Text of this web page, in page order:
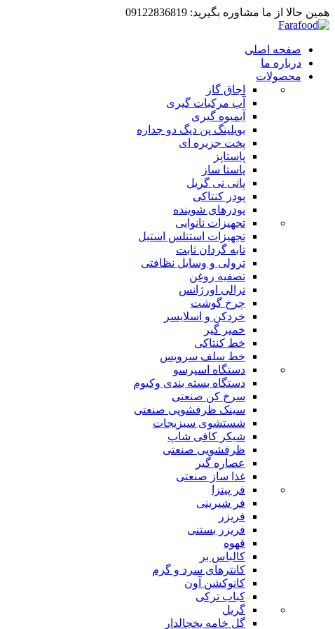
همین حالا از ما مشاوره بگیرید: 09122836819
صفحه اصلی
درباره ما
محصولات
اجاق گاز
آب مرکبات گیری
آبمیوه گیری
بویلینگ پن دیگ دو جداره
پخت جزیره ای
پاستاپز
پاستا ساز
پانی نی گریل
پودر کنتاکی
پودرهای شوینده
تجهیزات نانوایی
تجهیزات استنلس استیل
تابه گردان ثابت
ترولی و وسایل نظافتی
تصفیه روغن
ترالی اورژانس
چرخ گوشت
خردکن و اسلایسر
خمیر گیر
خط کنتاکی
خط سلف سرویس
دستگاه اسپرسو
دستگاه بسته بندی وکیوم
سرخ کن صنعتی
سینک ظرفشویی صنعتی
شستشوی سبزیجات
شیکر کافی شاپ
ظرفشویی صنعتی
عصاره گیر
غذا ساز صنعتی
فر پیتزا
فر شیرینی
فریزر
فریزر بستنی
قهوه
کالباس بر
کانترهای سرد و گرم
کانوکشن آون
کباب ترکی
گریل
گل خامه یخچالدار